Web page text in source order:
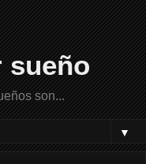
sueño
son...
▼